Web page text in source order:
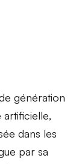
génération
artificielle,
dans les
par sa